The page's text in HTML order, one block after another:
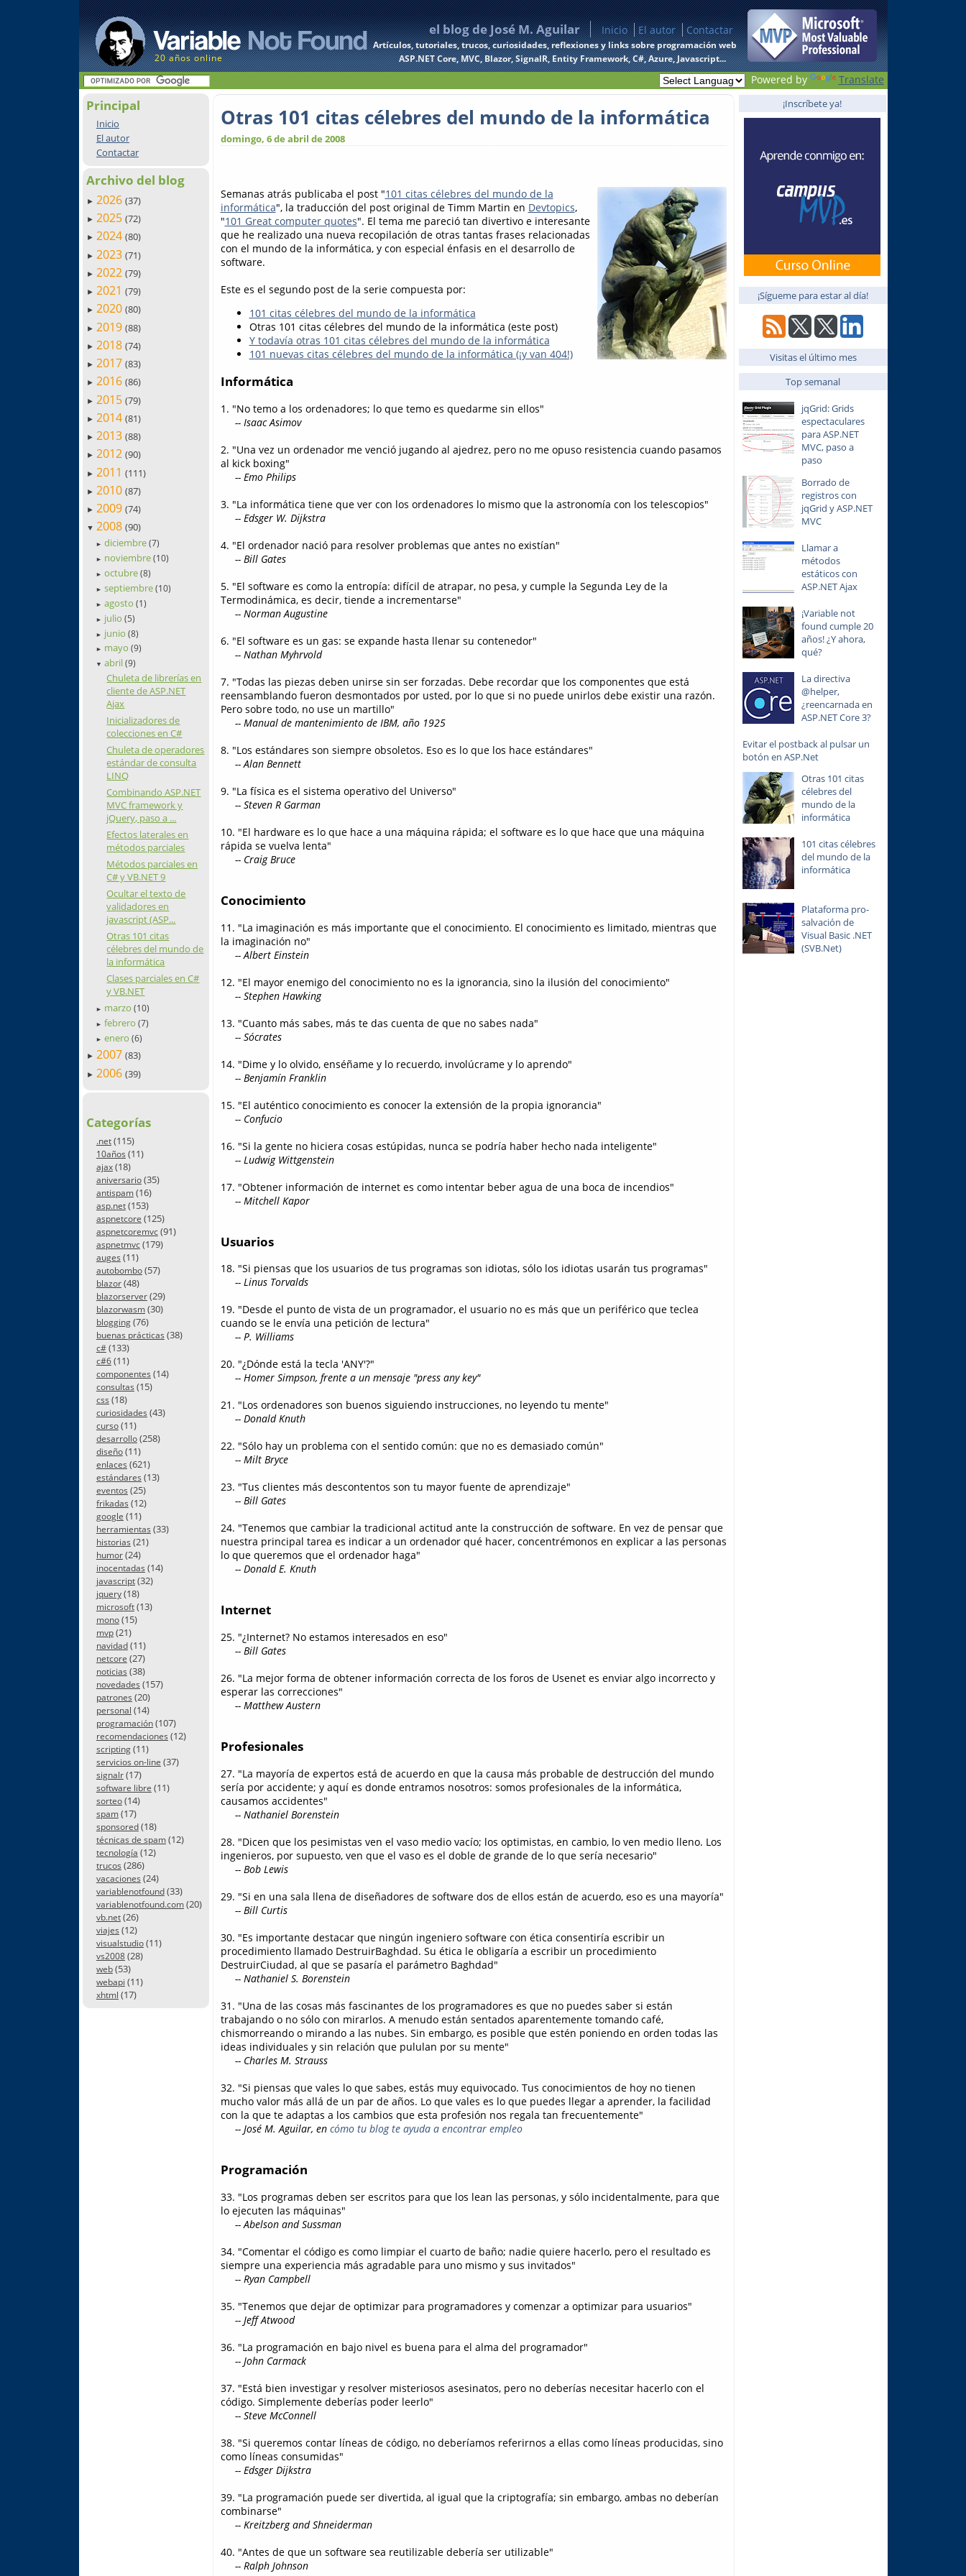
20 años online
el blog de José M. Aguilar Inicio El autor Contactar
Artículos, tutoriales, trucos, curiosidades, reflexiones y links sobre programación web
ASP.NET Core, MVC, Blazor, SignalR, Entity Framework, C#, Azure, Javascript...
Powered by Translate
Principal
Inicio
El autor
Contactar
Archivo del blog
► 2026 (37)
► 2025 (72)
► 2024 (80)
► 2023 (71)
► 2022 (79)
► 2021 (79)
► 2020 (80)
► 2019 (88)
► 2018 (74)
► 2017 (83)
► 2016 (86)
► 2015 (79)
► 2014 (81)
► 2013 (88)
► 2012 (90)
► 2011 (111)
► 2010 (87)
► 2009 (74)
▼ 2008 (90)
► diciembre(7)
► noviembre(10)
► octubre(8)
► septiembre(10)
► agosto(1)
► julio(5)
► junio(8)
► mayo(9)
▼ abril(9)
Chuleta de librerías en
cliente de ASP.NET
Ajax
Inicializadores de
colecciones en C#
Chuleta de operadores
estándar de consulta
LINQ
Combinando ASP.NET
MVC framework y
jQuery, paso a ...
Efectos laterales en
métodos parciales
Métodos parciales en
C# y VB.NET 9
Ocultar el texto de
validadores en
javascript (ASP...
Otras 101 citas
célebres del mundo de
la informática
Clases parciales en C#
y VB.NET
► marzo(10)
► febrero(7)
► enero(6)
► 2007 (83)
► 2006 (39)
Categorías
.net(115)
10años (11)
ajax(18)
aniversario(35)
antispam(16)
asp.net(153)
aspnetcore (125)
aspnetcoremvc(91)
aspnetmvc(179)
auges (11)
autobombo(57)
blazor(48)
blazorserver(29)
blazorwasm(30)
blogging(76)
buenas prácticas (38)
c#(133)
c#6(11)
componentes (14)
consultas (15)
css (18)
curiosidades (43)
curso(11)
desarrollo(258)
diseño(11)
enlaces (621)
estándares (13)
eventos (25)
frikadas (12)
google (11)
herramientas (33)
historias (21)
humor(24)
inocentadas (14)
javascript(32)
jquery(18)
microsoft(13)
mono(15)
mvp(21)
navidad(11)
netcore (27)
noticias (38)
novedades (157)
patrones (20)
personal (14)
programación(107)
recomendaciones (12)
scripting(11)
servicios on-line (37)
signalr(17)
software libre (11)
sorteo(14)
spam(17)
sponsored(18)
técnicas de spam(12)
tecnología (12)
trucos (286)
vacaciones (24)
variablenotfound(33)
variablenotfound.com(20)
vb.net(26)
viajes (12)
visualstudio(11)
vs2008(28)
web(53)
webapi (11)
xhtml (17)
Otras 101 citas célebres del mundo de la informática
domingo, 6 de abril de 2008
Semanas atrás publicaba el post "101 citas célebres del mundo de la
informática", la traducción del post original de Timm Martin en Devtopics,
"101 Great computer quotes". El tema me pareció tan divertivo e interesante
que he realizado una nueva recopilación de otras tantas frases relacionadas
con el mundo de la informática, y con especial énfasis en el desarrollo de
software.
Este es el segundo post de la serie compuesta por:
101 citas célebres del mundo de la informática
Otras 101 citas célebres del mundo de la informática (este post)
Y todavía otras 101 citas célebres del mundo de la informática
101 nuevas citas célebres del mundo de la informática (¡y van 404!)
Informática
1. "No temo a los ordenadores; lo que temo es quedarme sin ellos"
-- Isaac Asimov
2. "Una vez un ordenador me venció jugando al ajedrez, pero no me opuso resistencia cuando pasamos
al kick boxing"
-- Emo Philips
3. "La informática tiene que ver con los ordenadores lo mismo que la astronomía con los telescopios"
-- Edsger W. Dijkstra
4. "El ordenador nació para resolver problemas que antes no existían"
-- Bill Gates
5. "El software es como la entropía: difícil de atrapar, no pesa, y cumple la Segunda Ley de la
Termodinámica, es decir, tiende a incrementarse"
-- Norman Augustine
6. "El software es un gas: se expande hasta llenar su contenedor"
-- Nathan Myhrvold
7. "Todas las piezas deben unirse sin ser forzadas. Debe recordar que los componentes que está
reensamblando fueron desmontados por usted, por lo que si no puede unirlos debe existir una razón.
Pero sobre todo, no use un martillo"
-- Manual de mantenimiento de IBM, año 1925
8. "Los estándares son siempre obsoletos. Eso es lo que los hace estándares"
-- Alan Bennett
9. "La física es el sistema operativo del Universo"
-- Steven R Garman
10. "El hardware es lo que hace a una máquina rápida; el software es lo que hace que una máquina
rápida se vuelva lenta"
-- Craig Bruce
Conocimiento
11. "La imaginación es más importante que el conocimiento. El conocimiento es limitado, mientras que
la imaginación no"
-- Albert Einstein
12. "El mayor enemigo del conocimiento no es la ignorancia, sino la ilusión del conocimiento"
-- Stephen Hawking
13. "Cuanto más sabes, más te das cuenta de que no sabes nada"
-- Sócrates
14. "Dime y lo olvido, enséñame y lo recuerdo, involúcrame y lo aprendo"
-- Benjamín Franklin
15. "El auténtico conocimiento es conocer la extensión de la propia ignorancia"
-- Confucio
16. "Si la gente no hiciera cosas estúpidas, nunca se podría haber hecho nada inteligente"
-- Ludwig Wittgenstein
17. "Obtener información de internet es como intentar beber agua de una boca de incendios"
-- Mitchell Kapor
Usuarios
18. "Si piensas que los usuarios de tus programas son idiotas, sólo los idiotas usarán tus programas"
-- Linus Torvalds
19. "Desde el punto de vista de un programador, el usuario no es más que un periférico que teclea
cuando se le envía una petición de lectura"
-- P. Williams
20. "¿Dónde está la tecla 'ANY'?"
-- Homer Simpson, frente a un mensaje "press any key"
21. "Los ordenadores son buenos siguiendo instrucciones, no leyendo tu mente"
-- Donald Knuth
22. "Sólo hay un problema con el sentido común: que no es demasiado común"
-- Milt Bryce
23. "Tus clientes más descontentos son tu mayor fuente de aprendizaje"
-- Bill Gates
24. "Tenemos que cambiar la tradicional actitud ante la construcción de software. En vez de pensar que
nuestra principal tarea es indicar a un ordenador qué hacer, concentrémonos en explicar a las personas
lo que queremos que el ordenador haga"
-- Donald E. Knuth
Internet
25. "¿Internet? No estamos interesados en eso"
-- Bill Gates
26. "La mejor forma de obtener información correcta de los foros de Usenet es enviar algo incorrecto y
esperar las correcciones"
-- Matthew Austern
Profesionales
27. "La mayoría de expertos está de acuerdo en que la causa más probable de destrucción del mundo
sería por accidente; y aquí es donde entramos nosotros: somos profesionales de la informática,
causamos accidentes"
-- Nathaniel Borenstein
28. "Dicen que los pesimistas ven el vaso medio vacío; los optimistas, en cambio, lo ven medio lleno. Los
ingenieros, por supuesto, ven que el vaso es el doble de grande de lo que sería necesario"
-- Bob Lewis
29. "Si en una sala llena de diseñadores de software dos de ellos están de acuerdo, eso es una mayoría"
-- Bill Curtis
30. "Es importante destacar que ningún ingeniero software con ética consentiría escribir un
procedimiento llamado DestruirBaghdad. Su ética le obligaría a escribir un procedimiento
DestruirCiudad, al que se pasaría el parámetro Baghdad"
-- Nathaniel S. Borenstein
31. "Una de las cosas más fascinantes de los programadores es que no puedes saber si están
trabajando o no sólo con mirarlos. A menudo están sentados aparentemente tomando café,
chismorreando o mirando a las nubes. Sin embargo, es posible que estén poniendo en orden todas las
ideas individuales y sin relación que pululan por su mente"
-- Charles M. Strauss
32. "Si piensas que vales lo que sabes, estás muy equivocado. Tus conocimientos de hoy no tienen
mucho valor más allá de un par de años. Lo que vales es lo que puedes llegar a aprender, la facilidad
con la que te adaptas a los cambios que esta profesión nos regala tan frecuentemente"
-- José M. Aguilar, en cómo tu blog te ayuda a encontrar empleo
Programación
33. "Los programas deben ser escritos para que los lean las personas, y sólo incidentalmente, para que
lo ejecuten las máquinas"
-- Abelson and Sussman
34. "Comentar el código es como limpiar el cuarto de baño; nadie quiere hacerlo, pero el resultado es
siempre una experiencia más agradable para uno mismo y sus invitados"
-- Ryan Campbell
35. "Tenemos que dejar de optimizar para programadores y comenzar a optimizar para usuarios"
-- Jeff Atwood
36. "La programación en bajo nivel es buena para el alma del programador"
-- John Carmack
37. "Está bien investigar y resolver misteriosos asesinatos, pero no deberías necesitar hacerlo con el
código. Simplemente deberías poder leerlo"
-- Steve McConnell
38. "Si queremos contar líneas de código, no deberíamos referirnos a ellas como líneas producidas, sino
como líneas consumidas"
-- Edsger Dijkstra
39. "La programación puede ser divertida, al igual que la criptografía; sin embargo, ambas no deberían
combinarse"
-- Kreitzberg and Shneiderman
40. "Antes de que un software sea reutilizable debería ser utilizable"
-- Ralph Johnson
¡Inscríbete ya!
¡Sígueme para estar al día!
Visitas el último mes
Top semanal
jqGrid: Grids
espectaculares
para ASP.NET
MVC, paso a
paso
Borrado de
registros con
jqGrid y ASP.NET
MVC
Llamar a
métodos
estáticos con
ASP.NET Ajax
¡Variable not
found cumple 20
años! ¿Y ahora,
qué?
La directiva
@helper,
¿reencarnada en
ASP.NET Core 3?
Evitar el postback al pulsar un
botón en ASP.Net
Otras 101 citas
célebres del
mundo de la
informática
101 citas célebres
del mundo de la
informática
Plataforma pro-
salvación de
Visual Basic .NET
(SVB.Net)